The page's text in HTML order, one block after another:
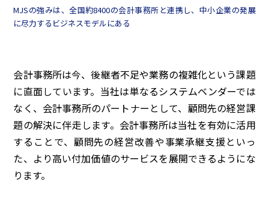
MJSの強みは、全国約8400の会計事務所と連携し、中小企業の発展
に尽力するビジネスモデルにある
会計事務所は今、後継者不足や業務の複雑化という課題
に直面しています。当社は単なるシステムベンダーでは
なく、会計事務所のパートナーとして、顧問先の経営課
題の解決に伴走します。会計事務所は当社を有効に活用
することで、顧問先の経営改善や事業承継支援といっ
た、より高い付加価値のサービスを展開できるようにな
ります。